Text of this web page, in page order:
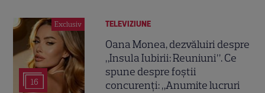
Exclusiv
16
TELEVIZIUNE
Oana Monea, dezvăluiri despre
„Insula Iubirii: Reuniuni”. Ce
spune despre foștii
concurenți: „Anumite lucruri